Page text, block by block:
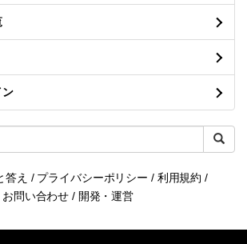
ン
答え / プライバシーポリシー / 利用規約 /
お問い合わせ / 開発・運営